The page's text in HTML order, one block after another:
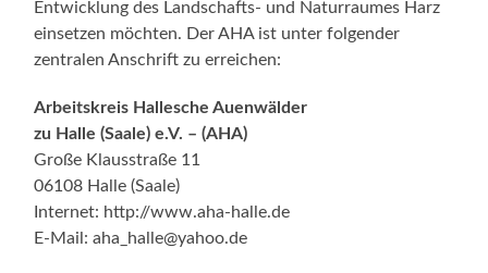
Entwicklung des Landschafts- und Naturraumes Harz
einsetzen möchten. Der AHA ist unter folgender
zentralen Anschrift zu erreichen:
Arbeitskreis Hallesche Auenwälder
zu Halle (Saale) e.V. – (AHA)
Große Klausstraße 11
06108 Halle (Saale)
Internet: http://www.aha-halle.de
E-Mail: aha_halle@yahoo.de